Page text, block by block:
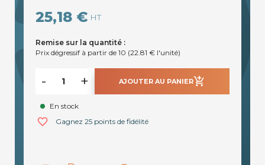
25,18 € HT
Remise sur la quantité :
Prix dégressif à partir de 10 (22.81 € l'unité)
- + AJOUTER AU PANIERadd_shopping_cart
En stock
favorite_border Gagnez 25 points de fidélité